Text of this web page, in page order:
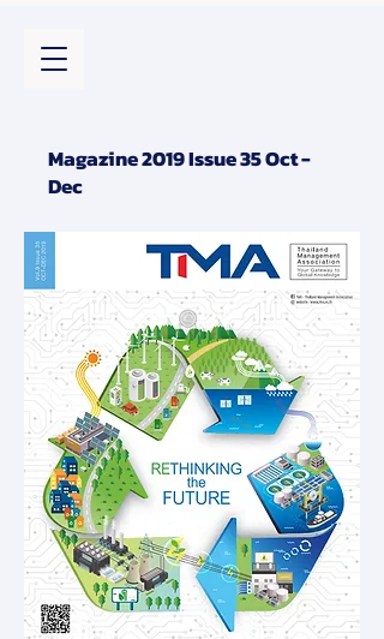
Magazine 2019 Issue 35 Oct -
Dec